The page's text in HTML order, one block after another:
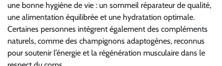
une bonne hygiène de vie : un sommeil réparateur de qualité,
une alimentation équilibrée et une hydratation optimale.
Certaines personnes intègrent également des compléments
naturels, comme des champignons adaptogènes, reconnus
pour soutenir l’énergie et la régénération musculaire dans le